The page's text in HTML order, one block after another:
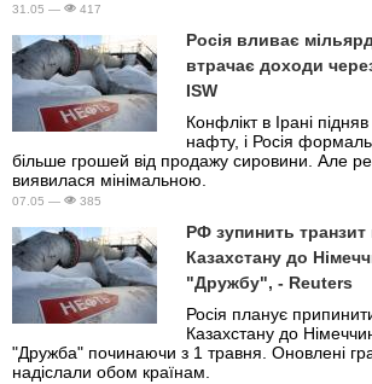
31.05 — 417
Росія вливає
втрачає доходи
ISW
Конфлікт в Ірані підняв
нафту, і Росія
більше грошей від продажу сировини. Але
виявилася мінімальною.
07.05 — 385
РФ зупинить транзит
Казахстану до
"Дружбу", - Reuters
Росія планує
Казахстану до
"Дружба" починаючи з 1 травня. Оновлені
надіслали обом країнам.